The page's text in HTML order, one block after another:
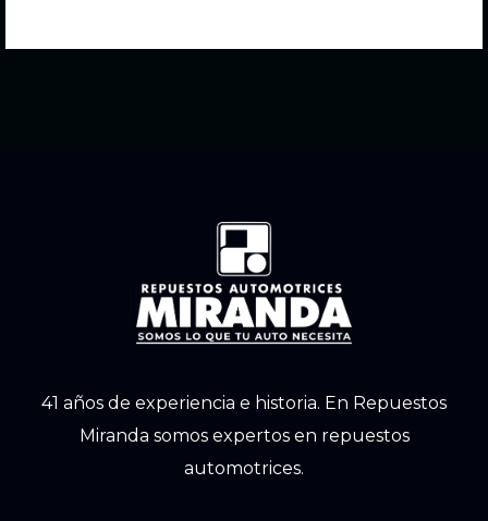
41 años de experiencia e historia. En Repuestos
Miranda somos expertos en repuestos
automotrices.